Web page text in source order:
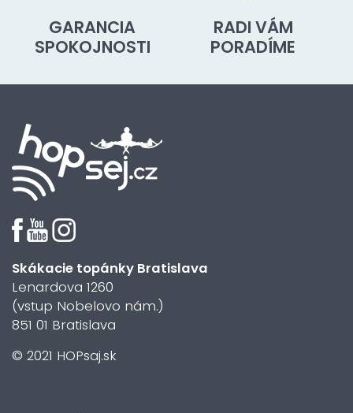
GARANCIA
SPOKOJNOSTI
RADI VÁM
PORADÍME
Skákacie topánky Bratislava
Lenardova 1260
(vstup Nobelovo nám.)
851 01 Bratislava
© 2021 HOPsaj.sk